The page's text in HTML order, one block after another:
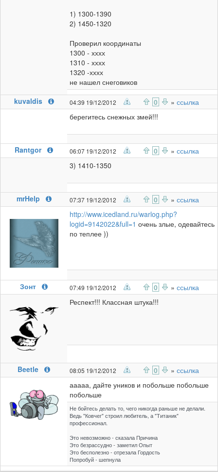
1) 1300-1390
2) 1450-1320
Проверил координаты
1300 - хххх
1310 - хххх
1320 -хххх
не нашел снеговиков
kuvaldis
04:39 19/12/2012 0 » ссылка
берегитесь снежных змей!!!
Rantgor 06:07 19/12/2012 0 » ссылка
3) 1410-1350
mrHelp 07:37 19/12/2012 0 » ссылка
http://www.icedland.ru/warlog.php?
logid=9142022&full=1 очень злые, одевайтесь
по теплее ))
Зонт 07:49 19/12/2012 0 » ссылка
Респект!!! Классная штука!!!
Beetle 08:05 19/12/2012 0 » ссылка
ааааа, дайте уников и побольше побольше
побольше
Не бойтесь делать то, чего никогда раньше не делали.
Ведь "Ковчег" строил любитель, а "Титаник"
профессионал.
Это невозможно - сказала Причина
Это безрассудно - заметил Опыт
Это бесполезно - отрезала Гордость
Попробуй - шепнула